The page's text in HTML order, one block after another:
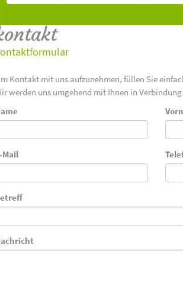
Kontakt mit uns aufzunehmen, füllen Sie
werden uns umgehend mit Ihnen in
Mail